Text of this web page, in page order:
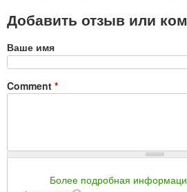
Добавить отзыв или
Ваше имя
Comment *
Более подробная